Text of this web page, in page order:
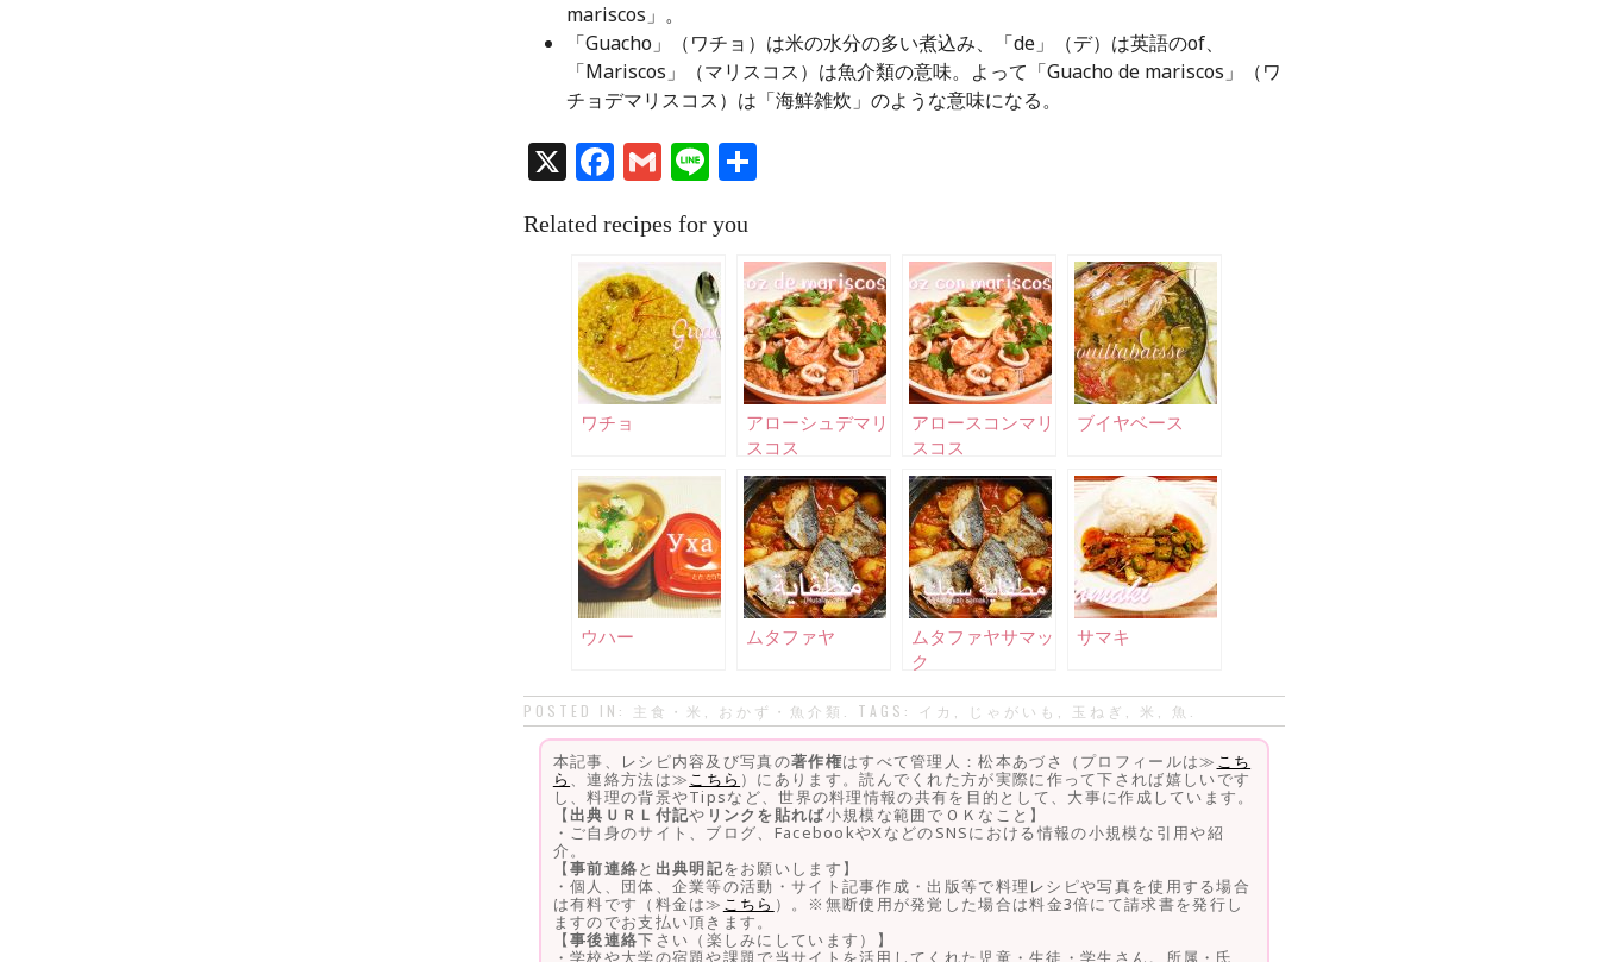
mariscos」。
「Guacho」（ワチョ）は米の水分の多い煮込み、「de」（デ）は英語のof、
「Mariscos」（マリスコス）は魚介類の意味。よって「Guacho de mariscos」（ワ
チョデマリスコス）は「海鮮雑炊」のような意味になる。
X Facebook
Gmail
Line
Related recipes for you
ワチョ
アローシュデマリ
スコス
アロースコンマリ
スコス
ブイヤベース
ウハー ムタファヤ
ムタファヤサマッ
ク
サマキ
POSTED IN: 主食・米 おかず・魚介類 . TAGS: イカ じゃがいも 玉ねぎ 米 魚
本記事、レシピ内容及び写真の著作権はすべて管理人：松本あづさ（プロフィールは≫ こち
ら 、連絡方法は≫こちら ）にあります。読んでくれた方が実際に作って下されば嬉しいです
し、料理の背景やTipsなど、世界の料理情報の共有を目的として、大事に作成しています。
【 出典ＵＲＬ付記や リンクを貼れば小規模な範囲でＯＫなこと】
・ご自身のサイト、ブログ、FacebookやXなどのSNSにおける情報の小規模な引用や紹
介。
【事前連絡と 出典明記をお願いします】
・個人、団体、企業等の活動・サイト記事作成・出版等で料理レシピや写真を使用する場合
は有料です（料金は≫ こちら ）。※無断使用が発覚した場合は料金3倍にて請求書を発行し
ますのでお支払い頂きます。
【事後連絡下さい（楽しみにしています）】
・学校や大学の宿題や課題で当サイトを活用してくれた児童・生徒・学生さん。所属・氏